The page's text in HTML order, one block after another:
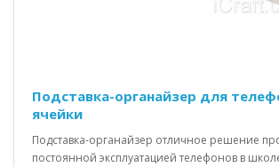
Подставка-органайзер для
ячейки
Подставка-органайзер отличное решение
постоянной эксплуатацией телефонов в